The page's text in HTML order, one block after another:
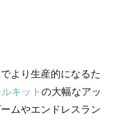
より生産的になるた
キットの大幅なアッ
ムやエンドレスラン